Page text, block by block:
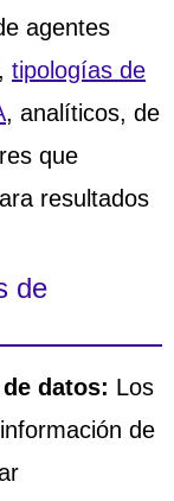
agentes
tipologías de
, analíticos, de
que
resultados
de
datos: Los
de